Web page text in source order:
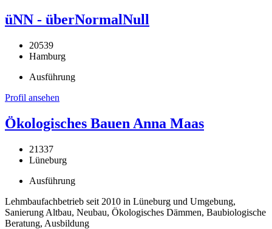
üNN - überNormalNull
20539
Hamburg
Ausführung
Profil ansehen
Ökologisches Bauen Anna Maas
21337
Lüneburg
Ausführung
Lehmbaufachbetrieb seit 2010 in Lüneburg und Umgebung,
Sanierung Altbau, Neubau, Ökologisches Dämmen, Baubiologische
Beratung, Ausbildung